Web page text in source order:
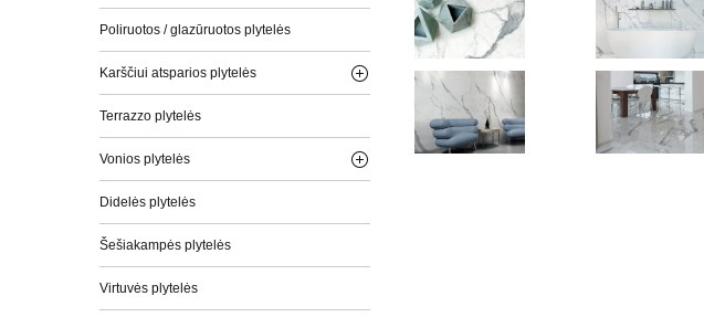
Poliruotos / glazūruotos plytelės
Karščiui atsparios plytelės
Terrazzo plytelės
Vonios plytelės
Didelės plytelės
Šešiakampės plytelės
Virtuvės plytelės